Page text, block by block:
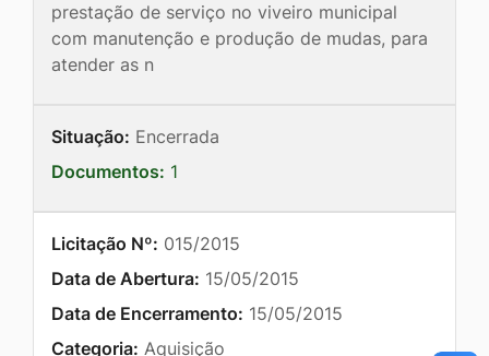
prestação de serviço no viveiro municipal
com manutenção e produção de mudas, para
atender as n
Situação: Encerrada
Documentos: 1
Licitação Nº: 015/2015
Data de Abertura: 15/05/2015
Data de Encerramento: 15/05/2015
Categoria: Aquisição